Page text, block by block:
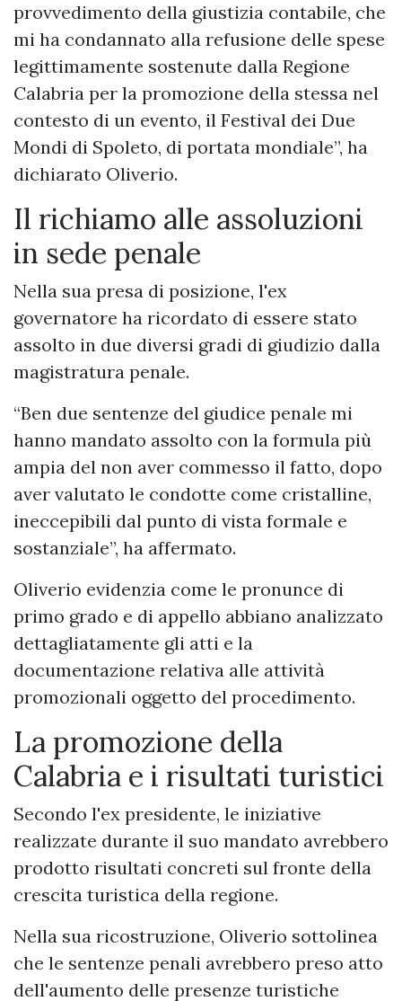
provvedimento della giustizia contabile, che
mi ha condannato alla refusione delle spese
legittimamente sostenute dalla Regione
Calabria per la promozione della stessa nel
contesto di un evento, il Festival dei Due
Mondi di Spoleto, di portata mondiale”, ha
dichiarato Oliverio.
Il richiamo alle assoluzioni
in sede penale
Nella sua presa di posizione, l'ex
governatore ha ricordato di essere stato
assolto in due diversi gradi di giudizio dalla
magistratura penale.
“Ben due sentenze del giudice penale mi
hanno mandato assolto con la formula più
ampia del non aver commesso il fatto, dopo
aver valutato le condotte come cristalline,
ineccepibili dal punto di vista formale e
sostanziale”, ha affermato.
Oliverio evidenzia come le pronunce di
primo grado e di appello abbiano analizzato
dettagliatamente gli atti e la
documentazione relativa alle attività
promozionali oggetto del procedimento.
La promozione della
Calabria e i risultati turistici
Secondo l'ex presidente, le iniziative
realizzate durante il suo mandato avrebbero
prodotto risultati concreti sul fronte della
crescita turistica della regione.
Nella sua ricostruzione, Oliverio sottolinea
che le sentenze penali avrebbero preso atto
dell'aumento delle presenze turistiche